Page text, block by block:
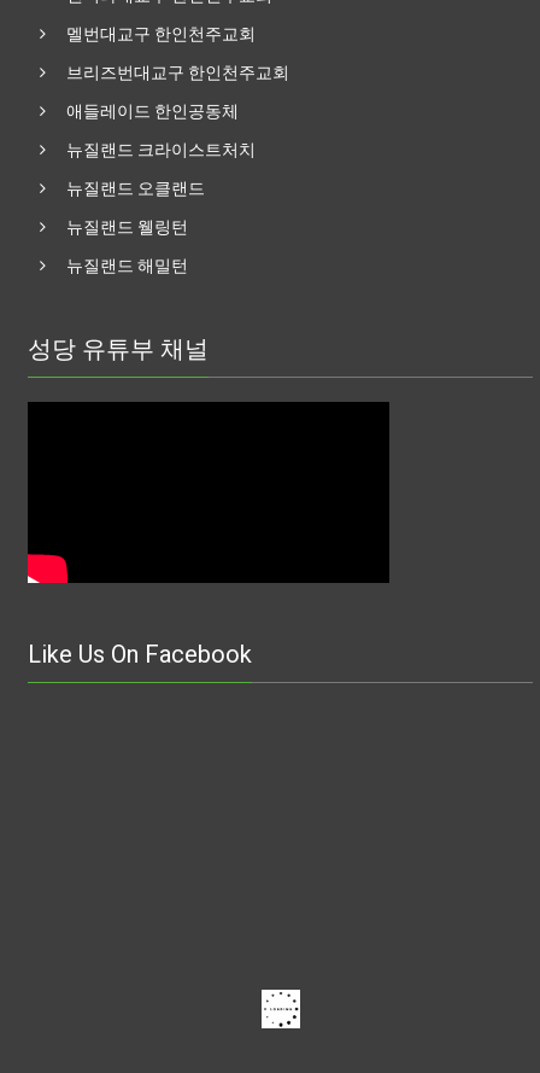
멜번대교구 한인천주교회
브리즈번대교구 한인천주교회
애들레이드 한인공동체
뉴질랜드 크라이스트처치
뉴질랜드 오클랜드
뉴질랜드 웰링턴
뉴질랜드 해밀턴
성당 유튜부 채널
Like Us On Facebook